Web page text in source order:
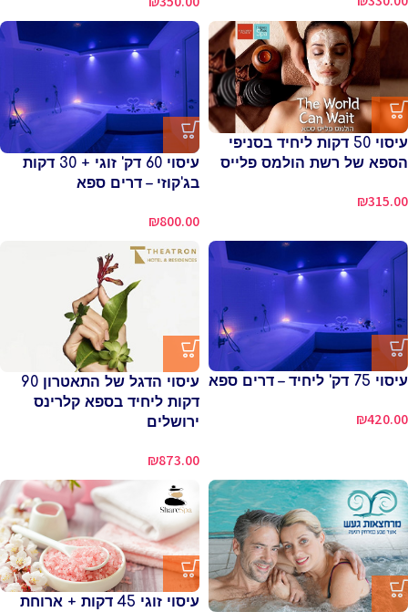
עיסוי 50 דקות ליחיד בסניפי
הספא של רשת הולמס פלייס
₪315.00
עיסוי 60 דק' זוגי + 30 דקות
בג'קוזי – דרים ספא
₪800.00
עיסוי 75 דק' ליחיד – דרים ספא
₪420.00
עיסוי הדגל של התאטרון 90
דקות ליחיד בספא קלרינס
ירושלים
₪873.00
עיסוי זוגי 45 דקות + ארוחת